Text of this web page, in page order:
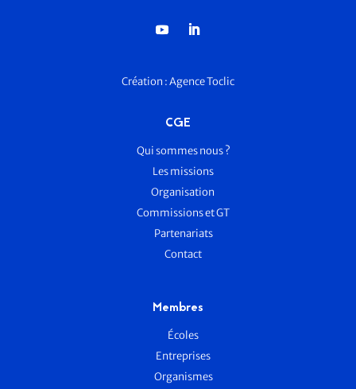
Création :Agence Toclic
CGE
Qui sommes nous ?
Les missions
Organisation
Commissions et GT
Partenariats
Contact
Membres
Écoles
Entreprises
Organismes